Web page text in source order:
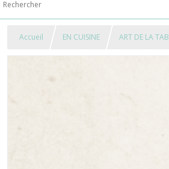
Accueil EN CUISINE ART DE LA